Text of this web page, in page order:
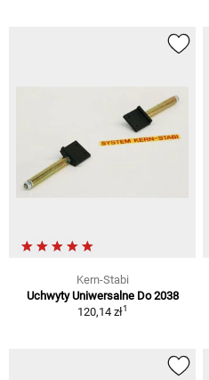
Kern-Stabi
Uchwyty Uniwersalne Do 2038
120,14 zł1